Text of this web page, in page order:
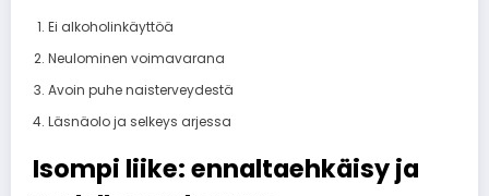
Ei alkoholinkäyttöä
Neulominen voimavarana
Avoin puhe naisterveydestä
Läsnäolo ja selkeys arjessa
Isompi liike: ennaltaehkäisy ja